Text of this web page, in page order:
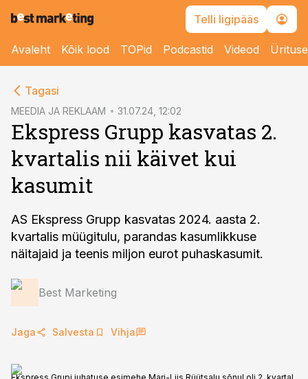
Telli ligipääs
Avaleht Kõik lood TOPid Podcastid Videod
Tagasi
MEEDIA JA REKLAAM 31.07.24, 12:02
Ekspress Grupp kasvatas 2.
kvartalis nii käivet kui
kasumit
AS Ekspress Grupp kasvatas 2024. aasta 2.
kvartalis müügitulu, parandas kasumlikkuse
näitajaid ja teenis miljon eurot puhaskasumit.
Best Marketing
Jaga Salvesta Vihja